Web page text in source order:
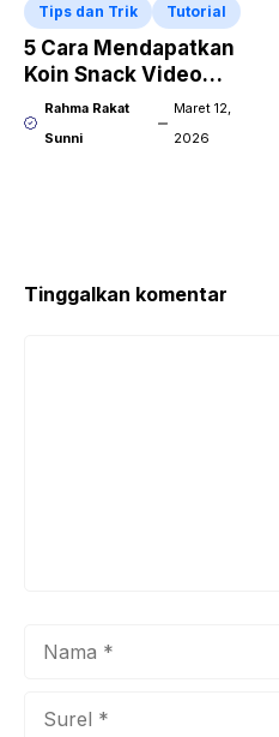
Tips dan Trik
Tutorial
5 Cara Mendapatkan
Koin Snack Video
dengan Cepat!
Rahma Rakat
Sunni
Maret 12,
2026
Tinggalkan komentar